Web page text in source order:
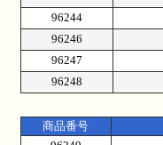
96244
96246
96247
96248
商品番号